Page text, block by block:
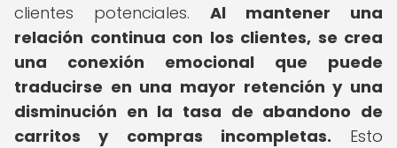
clientes potenciales. Al mantener una
relación continua con los clientes, se crea
una conexión emocional que puede
traducirse en una mayor retención y una
disminución en la tasa de abandono de
carritos y compras incompletas. Esto